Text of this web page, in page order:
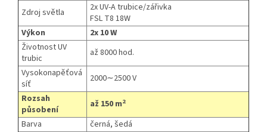
Zdroj světla
2x UV-A trubice/zářivka
FSL T8 18W
Výkon
2x 10 W
Životnost UV
trubic
až 8000 hod.
Vysokonapěťová
síť
2000∼2500 V
Rozsah
působení
až 150 m2
Barva
černá, šedá